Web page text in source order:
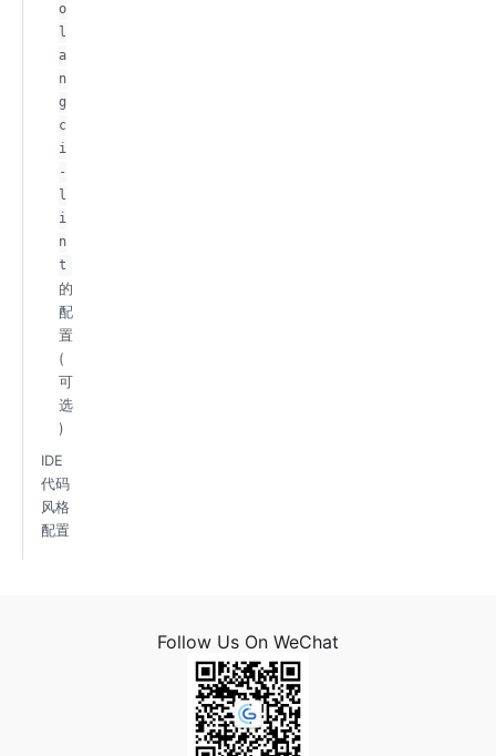
o
l
a
n
g
c
i
-
l
i
n
t
的
配
置
(
可
选
)
IDE
代码
风格
配置
Follow Us On WeChat